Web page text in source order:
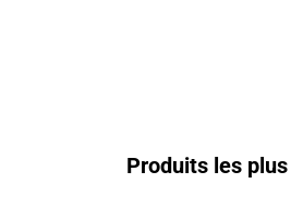
Produits les